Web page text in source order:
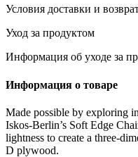
Условия доставки и
Уход за продуктом
Информация об уходе за
Информация о товаре
Made possible by exploring
Iskos-Berlin’s Soft Edge
lightness to create a three-
D plywood.